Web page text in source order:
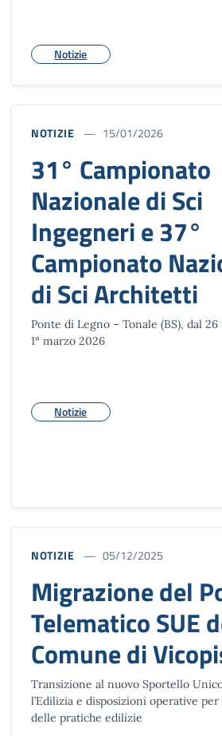
Notizie
NOTIZIE 15/01/2026
31° Campionato
Nazionale di Sci
Ingegneri e 37°
Campionato
di Sci Architetti
Ponte di Legno – Tonale (BS), dal
1° marzo 2026
Notizie
NOTIZIE 05/12/2025
Migrazione del
Telematico SUE
Comune di
Transizione al nuovo Sportello
l’Edilizia e disposizioni operative
delle pratiche edilizie